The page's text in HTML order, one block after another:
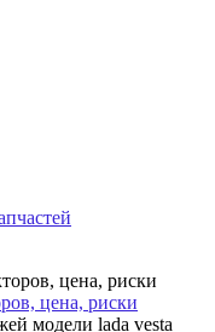
цена, риски
модели lada vesta